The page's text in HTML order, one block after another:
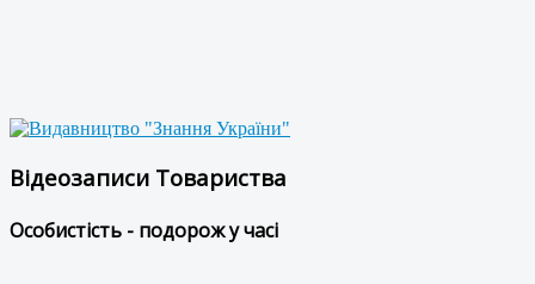
Відеозаписи Товариства
Особистість - подорож у часі